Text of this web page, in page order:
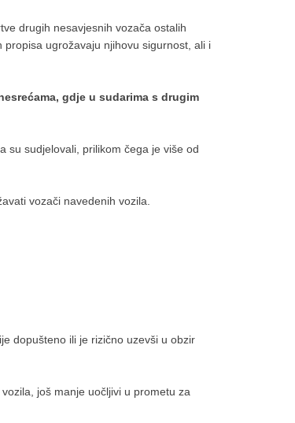
drugih nesavjesnih vozača ostalih
ugrožavaju njihovu sigurnost, ali i
gdje u sudarima s drugim
su sudjelovali, prilikom čega je više od
vozači navedenih vozila.
dopušteno ili je rizično uzevši u obzir
još manje uočljivi u prometu za